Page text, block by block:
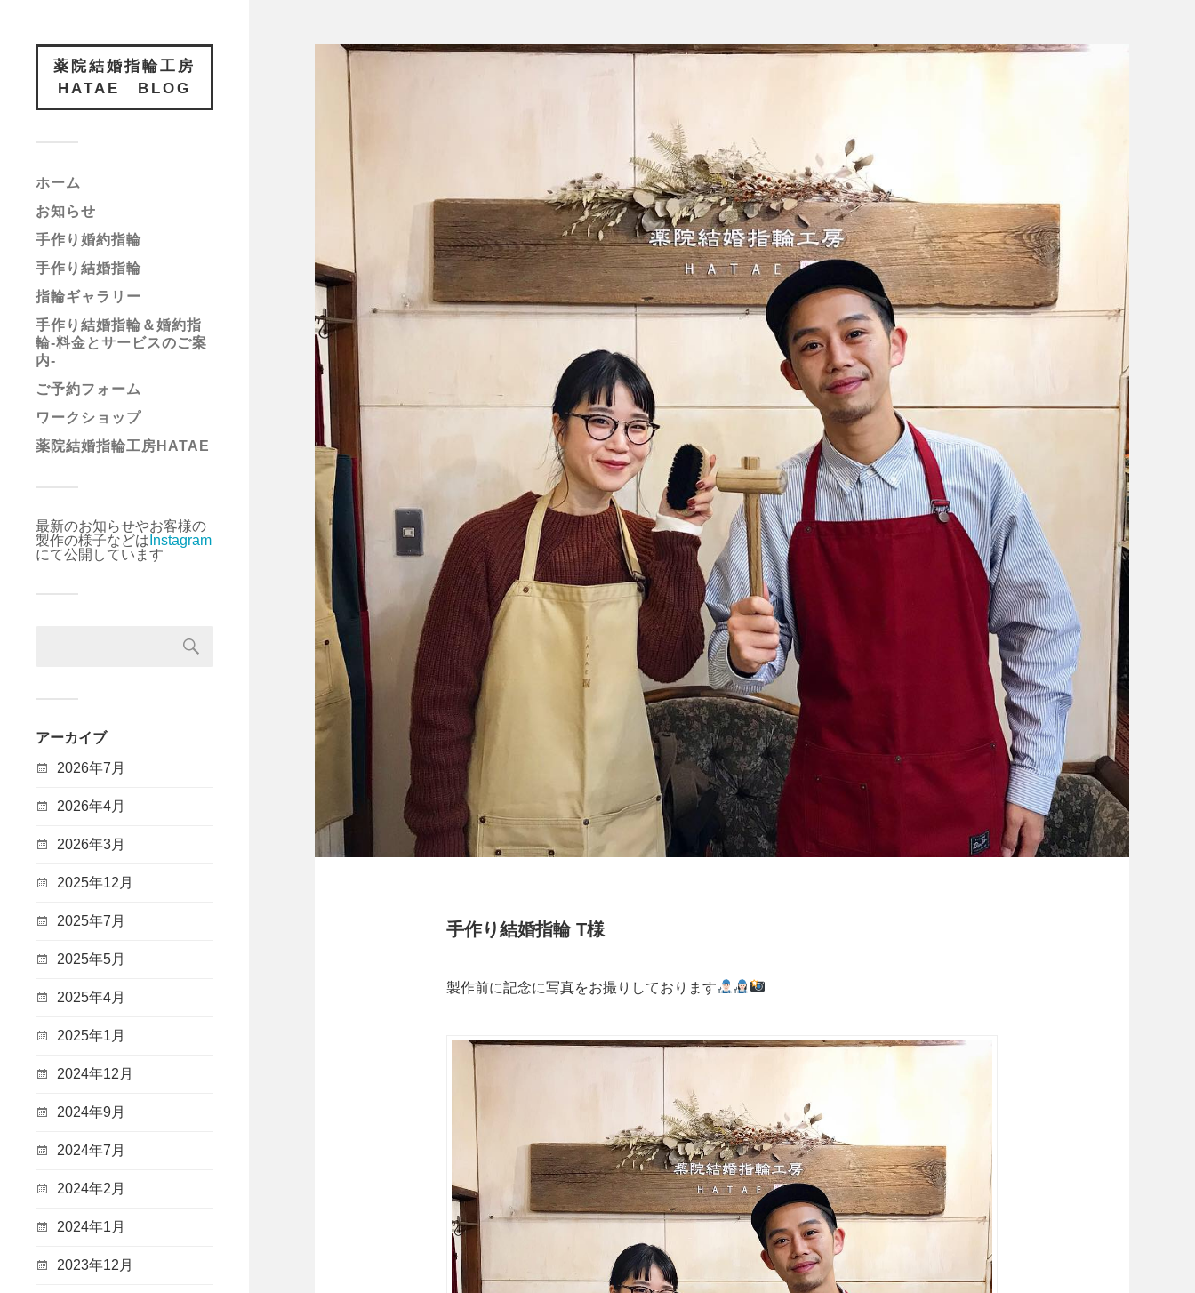
薬院結婚指輪工房
HATAE BLOG
ホーム
お知らせ
手作り婚約指輪
手作り結婚指輪
指輪ギャラリー
手作り結婚指輪＆婚約指
輪-料金とサービスのご案
内-
ご予約フォーム
ワークショップ
薬院結婚指輪工房HATAE
最新のお知らせやお客様の
製作の様子などは Instagram
にて公開しています
アーカイブ
2026年7月
2026年4月
2026年3月
2025年12月
2025年7月
2025年5月
2025年4月
2025年1月
2024年12月
2024年9月
2024年7月
2024年2月
2024年1月
2023年12月
手作り結婚指輪 T様
製作前に記念に写真をお撮りしております